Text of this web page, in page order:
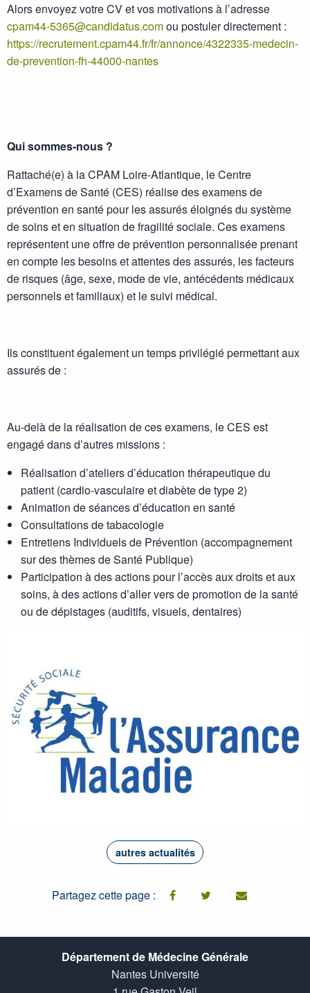
Alors envoyez votre CV et vos motivations à l’adresse
cpam44-5365@candidatus.comou postuler directement :
https://recrutement.cpam44.fr/fr/annonce/4322335-medecin-
de-prevention-fh-44000-nantes
Qui sommes-nous ?
Rattaché(e) à la CPAM Loire-Atlantique, le Centre
d’Examens de Santé (CES) réalise des examens de
prévention en santé pour les assurés éloignés du système
de soins et en situation de fragilité sociale. Ces examens
représentent une offre de prévention personnalisée prenant
en compte les besoins et attentes des assurés, les facteurs
de risques (âge, sexe, mode de vie, antécédents médicaux
personnels et familiaux) et le suivi médical.
Ils constituent également un temps privilégié permettant aux
assurés de :
Au-delà de la réalisation de ces examens, le CES est
engagé dans d’autres missions :
Réalisation d’ateliers d’éducation thérapeutique du
patient (cardio-vasculaire et diabète de type 2)
Animation de séances d’éducation en santé
Consultations de tabacologie
Entretiens Individuels de Prévention (accompagnement
sur des thèmes de Santé Publique)
Participation à des actions pour l’accès aux droits et aux
soins, à des actions d’aller vers de promotion de la santé
ou de dépistages (auditifs, visuels, dentaires)
autres actualités
Partagez cette page : facebook twitter
Département de Médecine Générale
Nantes Université